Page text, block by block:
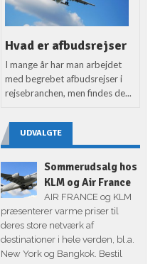
Hvad er afbudsrejser
I mange år har man arbejdet
med begrebet afbudsrejser i
rejsebranchen, men findes de...
UDVALGTE
Sommerudsalg hos
KLM og Air France
AIR FRANCE og KLM
præsenterer varme priser til
deres store netværk af
destinationer i hele verden, bl.a.
New York og Bangkok. Bestil